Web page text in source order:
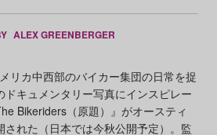
ALEX GREENBERGER
リカ中西部のバイカー集団の日常を捉
ドキュメンタリー写真にインスピレー
Bikeriders（原題）』がオースティ
された（日本では今秋公開予定）。監